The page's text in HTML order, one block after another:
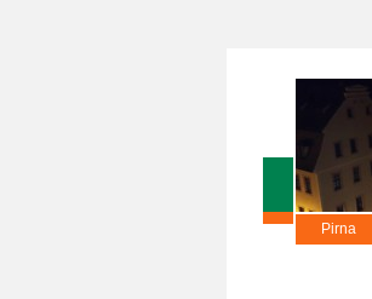
Pirna